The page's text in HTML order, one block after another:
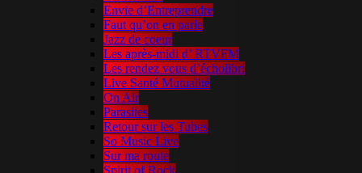
Envie d’Entreprendre
Faut qu’on en parle
Jazz de coeur
Les après-midi d’ RTVFM
Les rendez vous d’écholibri
Live Santé Mutualité
On Air
Parasites
Retour sur les Tubes
So Music Live
Sur ma route